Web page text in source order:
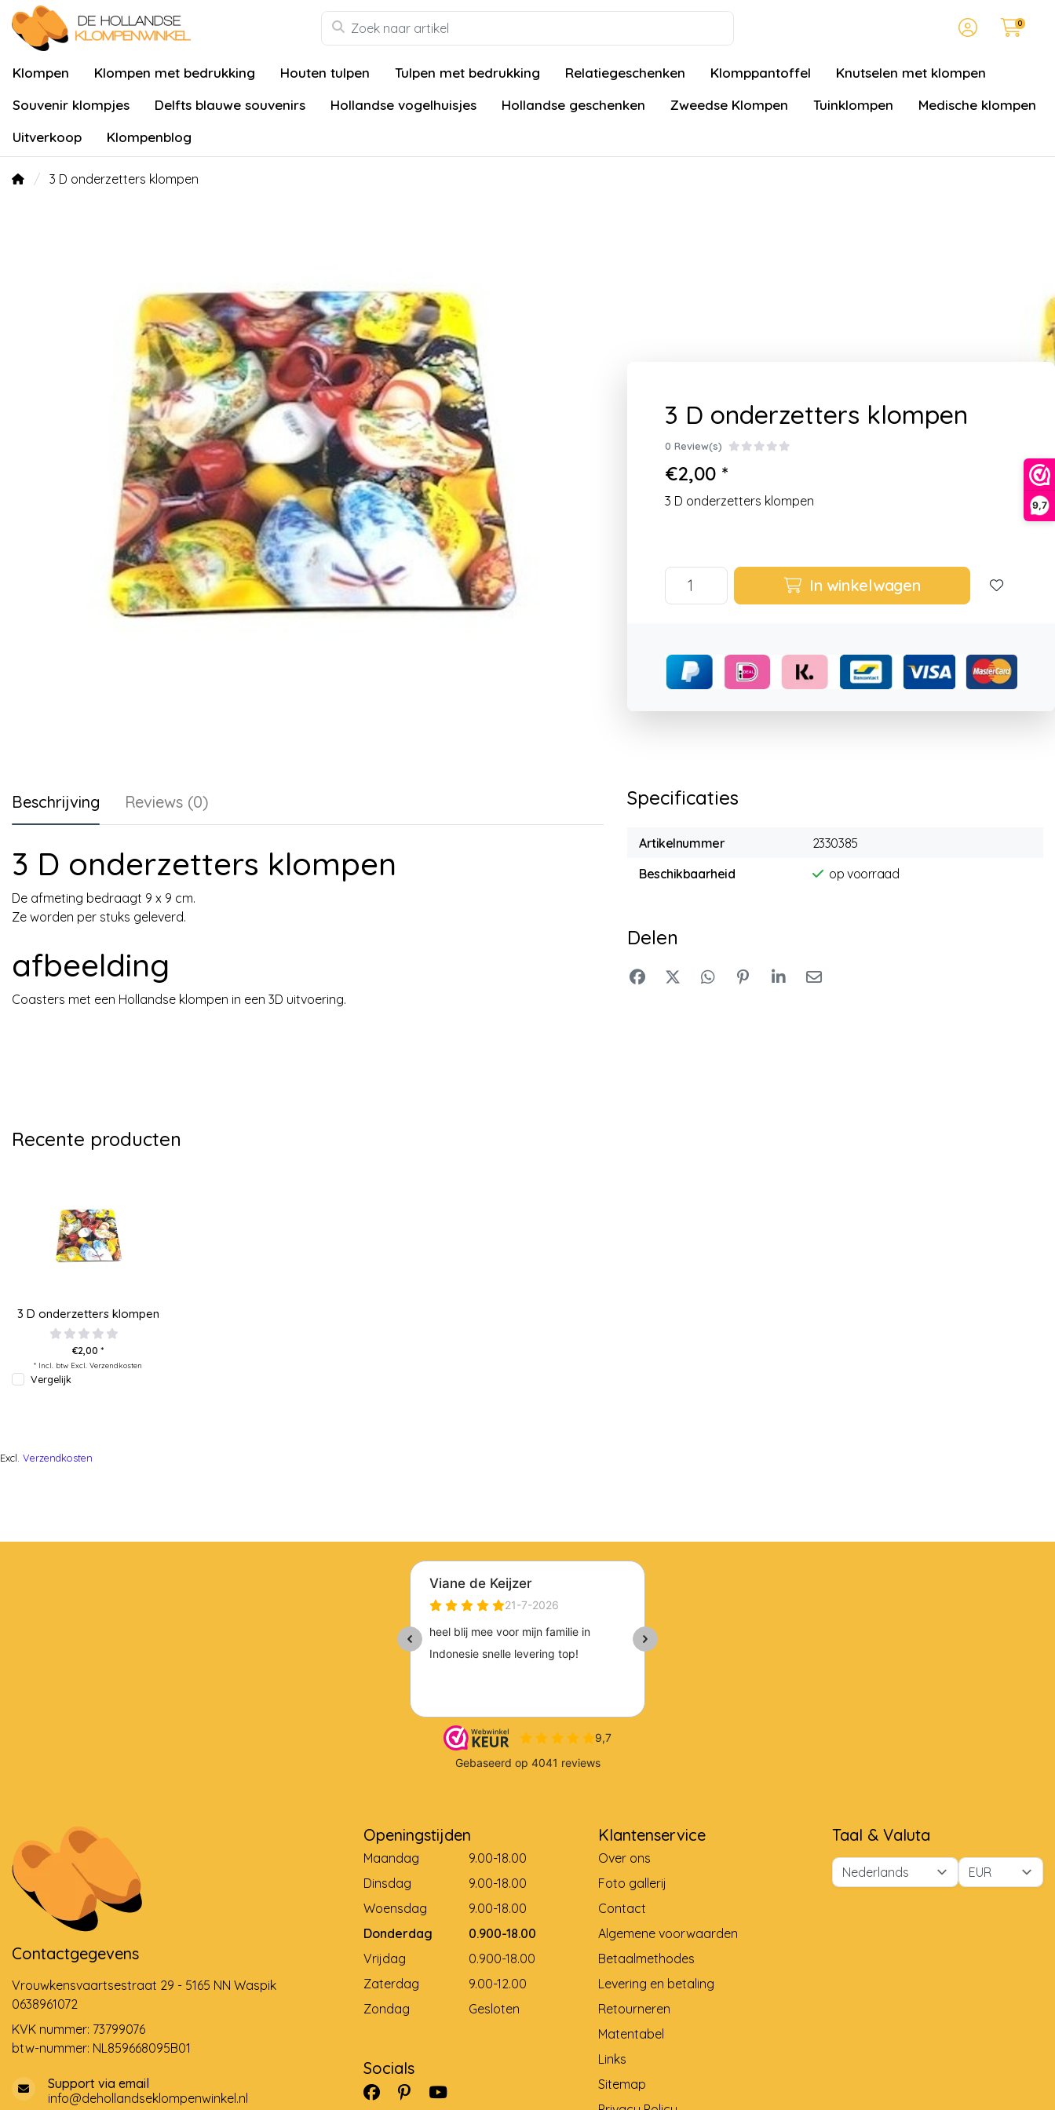
9,7
0
Klompen Klompen met bedrukking Houten tulpen Tulpen met bedrukking Relatiegeschenken Klomppantoffel
Knutselen met klompen
Souvenir klompjes
Delfts blauwe souvenirs Hollandse vogelhuisjes Hollandse geschenken Zweedse Klompen Tuinklompen
Medische klompen
Uitverkoop
Klompenblog
3 D onderzetters klompen
3 D onderzetters klompen
0 Review(s)
€2,00 *
3 D onderzetters klompen
In winkelwagen
Beschrijving Reviews (0)
3 D onderzetters klompen
De afmeting bedraagt 9 x 9 cm.
Ze worden per stuks geleverd.
afbeelding
Coasters met een Hollandse klompen in een 3D uitvoering.
Specificaties
Artikelnummer
2330385
Beschikbaarheid
op voorraad
Delen
Recente producten
3 D onderzetters klompen
€2,00 *
* Incl. btw Excl. Verzendkosten
Vergelijk
Excl. Verzendkosten
Contactgegevens
Vrouwkensvaartsestraat 29 - 5165 NN Waspik
0638961072
KVK nummer: 73799076
btw-nummer: NL859668095B01
Support via email
info@dehollandseklompenwinkel.nl
Openingstijden
Maandag
9.00-18.00
Dinsdag
9.00-18.00
Woensdag
9.00-18.00
Donderdag
0.900-18.00
Vrijdag
0.900-18.00
Zaterdag
9.00-12.00
Zondag
Gesloten
Socials
Klantenservice
Over ons
Foto gallerij
Contact
Algemene voorwaarden
Betaalmethodes
Levering en betaling
Retourneren
Matentabel
Links
Sitemap
Taal & Valuta